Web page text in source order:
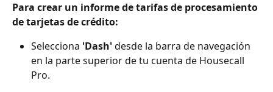
Para crear un informe de tarifas de procesamiento
de tarjetas de crédito:
Selecciona 'Dash' desde la barra de navegación
en la parte superior de tu cuenta de Housecall
Pro.